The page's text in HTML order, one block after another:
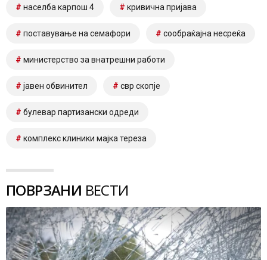
населба карпош 4 кривична пријава
поставување на семафори сообраќајна несреќа
министерство за внатрешни работи
јавен обвинител свр скопје
булевар партизански одреди
комплекс клиники мајка тереза
ПОВРЗАНИ ВЕСТИ